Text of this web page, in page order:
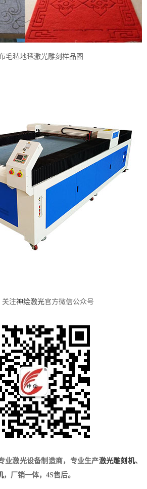
毛毡地毯激光雕刻样品图
关注神绘激光官方微信公众号
业激光设备制造商，专业生产激光雕刻机、
，厂销一体，4S售后。